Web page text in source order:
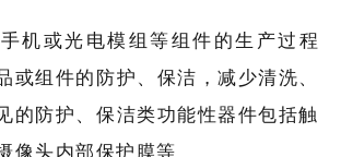
机或光电模组等组件的生产过程
或组件的防护、保洁，减少清洗、
的防护、保洁类功能性器件包括触
像头内部保护膜等